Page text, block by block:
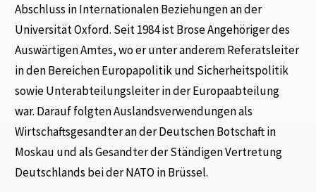
Abschluss in Internationalen Beziehungen an der
Universität Oxford. Seit 1984 ist Brose Angehöriger des
Auswärtigen Amtes, wo er unter anderem Referatsleiter
in den Bereichen Europapolitik und Sicherheitspolitik
sowie Unterabteilungsleiter in der Europaabteilung
war. Darauf folgten Auslandsverwendungen als
Wirtschaftsgesandter an der Deutschen Botschaft in
Moskau und als Gesandter der Ständigen Vertretung
Deutschlands bei der NATO in Brüssel.